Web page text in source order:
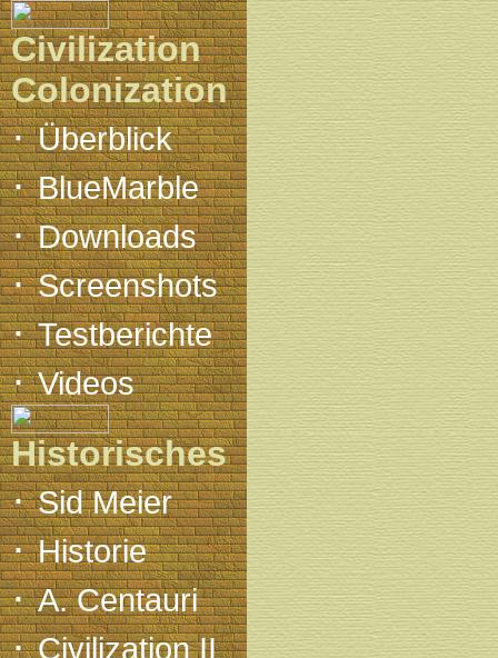
Civilization
Colonization
·Überblick
·BlueMarble
·Downloads
·Screenshots
·Testberichte
·Videos
Historisches
·Sid Meier
·Historie
·A. Centauri
·Civilization II